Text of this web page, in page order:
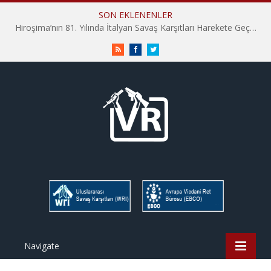
SON EKLENENLER
Hiroşima’nın 81. Yılında İtalyan Savaş Karşıtları Harekete Geçti: “Hatırlamak yeterli değil”
RSS FacebookTwitter
Navigate